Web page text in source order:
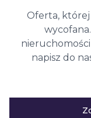
Oferta, której
napisz do